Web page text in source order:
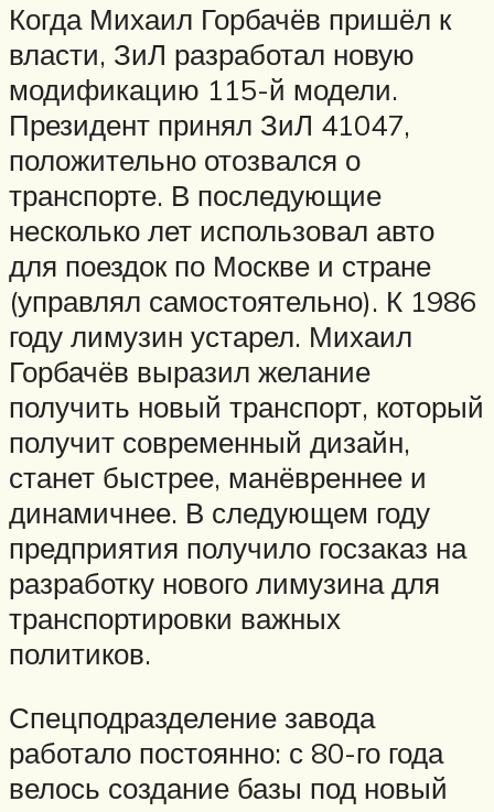
Когда Михаил Горбачёв пришёл к
власти, ЗиЛ разработал новую
модификацию 115-й модели.
Президент принял ЗиЛ 41047,
положительно отозвался о
транспорте. В последующие
несколько лет использовал авто
для поездок по Москве и стране
(управлял самостоятельно). К 1986
году лимузин устарел. Михаил
Горбачёв выразил желание
получить новый транспорт, который
получит современный дизайн,
станет быстрее, манёвреннее и
динамичнее. В следующем году
предприятия получило госзаказ на
разработку нового лимузина для
транспортировки важных
политиков.
Спецподразделение завода
работало постоянно: с 80-го года
велось создание базы под новый